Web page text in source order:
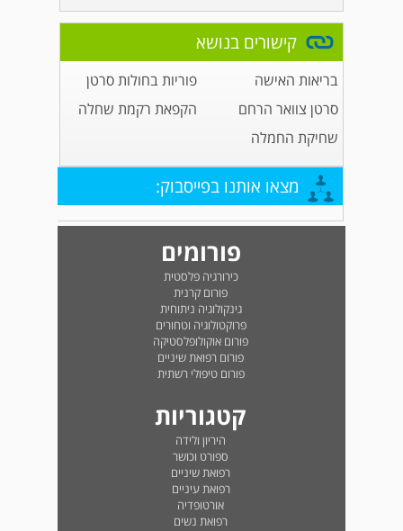
קישורים בנושא
בריאות האישה
פוריות בחולות סרטן
סרטן צוואר הרחם
הקפאת רקמת שחלה
שחיקת החמלה
מצאו אותנו בפייסבוק:
פורומים
כירורגיה פלסטית
פורום קרנית
גינקולוגיה ניתוחית
פרוקטולוגיה וטחורים
פורום אוקולופלסטיקה
פורום רפואת שיניים
פורום טיפולי רשתית
קטגוריות
היריון ולידה
ספורט וכושר
רפואת שיניים
רפואת עיניים
אורטופדיה
רפואת נשים